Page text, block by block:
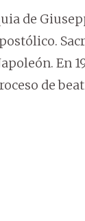
de
En
de